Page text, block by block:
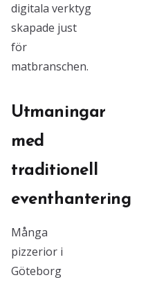
digitala verktyg
skapade just
för
matbranschen.
Utmaningar
med
traditionell
eventhantering
Många
pizzerior i
Göteborg